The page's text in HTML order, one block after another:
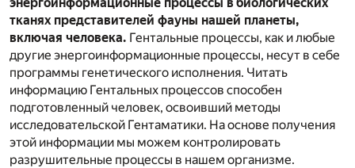
тканях представителей фауны нашей планеты,
включая человека. Гентальные процессы, как и любые
другие энергоинформационные процессы, несут в себе
программы генетического исполнения. Читать
информацию Гентальных процессов способен
подготовленный человек, освоивший методы
исследовательской Гентаматики. На основе получения
этой информации мы можем контролировать
разрушительные процессы в нашем организме.